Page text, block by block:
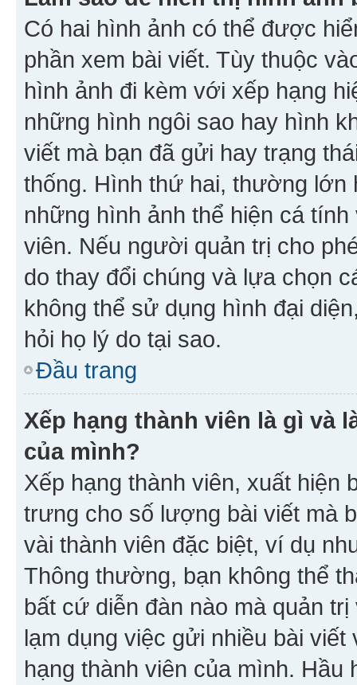
Có hai hình ảnh có thể được
phần xem bài viết. Tùy thuộc
hình ảnh đi kèm với xếp hạng
những hình ngôi sao hay hình
viết mà bạn đã gửi hay trạng
thống. Hình thứ hai, thường
những hình ảnh thể hiện cá
viên. Nếu người quản trị cho
do thay đổi chúng và lựa chọn
không thể sử dụng hình đại
hỏi họ lý do tại sao.
Đầu trang
Xếp hạng thành viên là gì và
của mình?
Xếp hạng thành viên, xuất
trưng cho số lượng bài viết mà
vài thành viên đặc biệt, ví dụ
Thông thường, bạn không thể
bất cứ diễn đàn nào mà quản
lạm dụng việc gửi nhiều bài
hạng thành viên của mình. Hầu